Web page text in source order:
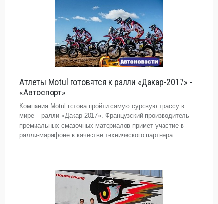
Атлеты Motul готовятся к ралли «Дакар-2017» -
«Автоспорт»
Компания Motul готова пройти самую суровую трассу в
мире – ралли «Дакар-2017». Французский производитель
премиальных смазочных материалов примет участие в
ралли-марафоне в качестве технического партнера ......